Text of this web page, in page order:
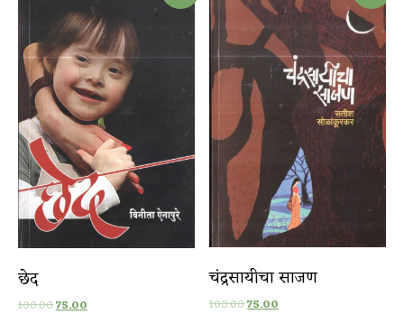
छेद
100.0075.00
चंद्रसायीचा साजण
100.0075.00